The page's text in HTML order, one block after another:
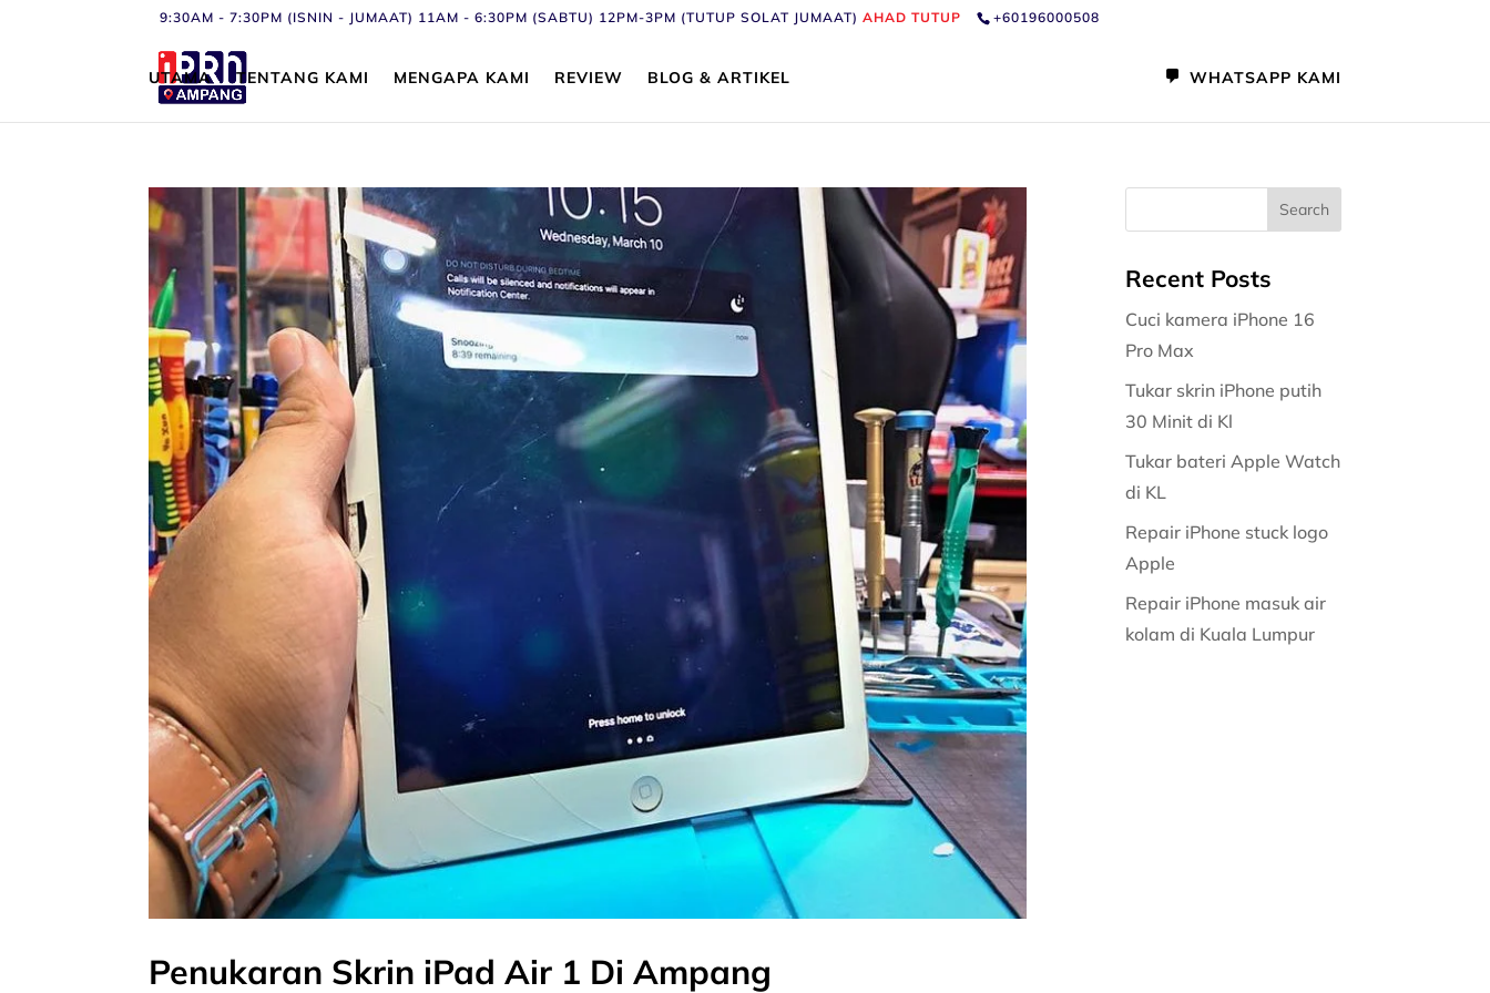
9:30AM - 7:30PM (ISNIN - JUMAAT) 11AM - 6:30PM (SABTU) 12PM-3PM (TUTUP SOLAT JUMAAT)AHAD TUTUP +60196000508
UTAMA TENTANG KAMI MENGAPA KAMI REVIEW BLOG & ARTIKEL WHATSAPP KAMI
Penukaran Skrin iPad Air 1 Di Ampang
Recent Posts
Cuci kamera iPhone 16
Pro Max
Tukar skrin iPhone putih
30 Minit di Kl
Tukar bateri Apple Watch
di KL
Repair iPhone stuck logo
Apple
Repair iPhone masuk air
kolam di Kuala Lumpur